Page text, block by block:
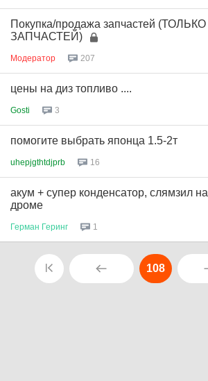
Покупка/продажа запчастей (ТОЛЬКО
ЗАПЧАСТЕЙ)
Модератор 207
цены на диз топливо ....
Gosti 3
помогите выбрать японца 1.5-2т
uhepjgthtdjprb 16
акум + супер конденсатор, слямзил на
дроме
Герман Геринг 1
108